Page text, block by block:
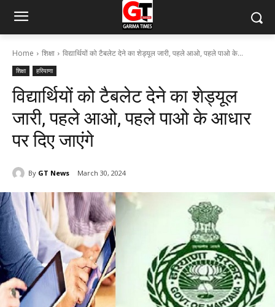
Home शिक्षा विद्यार्थियों को टैबलेट देने का शेड्यूल जारी, पहले आओ, पहले पाओ के...
शिक्षा हरियाणा
विद्यार्थियों को टैबलेट देने का शेड्यूल
जारी, पहले आओ, पहले पाओ के आधार
पर दिए जाएंगे
By GT News March 30, 2024